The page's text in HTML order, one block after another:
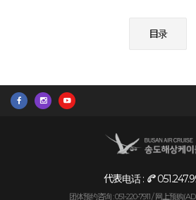
目录
代表电话 :
团体预约咨询 : 051-220-7911 / 网上预购